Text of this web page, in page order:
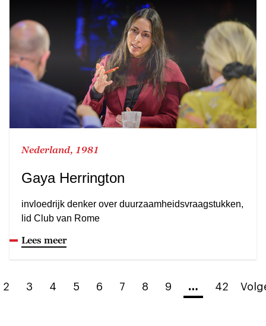
Nederland, 1981
Gaya Herrington
invloedrijk denker over duurzaamheidsvraagstukken,
lid Club van Rome
Lees meer
2 3 4 5 6 7 8 9 … 42